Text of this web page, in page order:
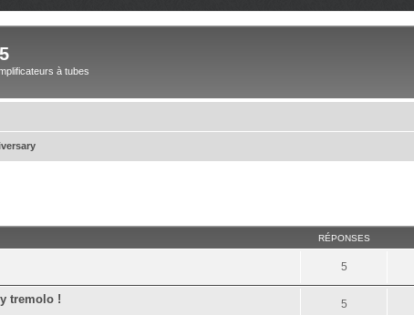
à tubes
RÉPONSES
5
tremolo ! 5